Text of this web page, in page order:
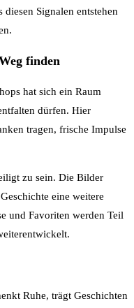
Signalen entstehen
finden
hat sich ein Raum
dürfen. Hier
tragen, frische Impulse
zu sein. Die Bilder
eine weitere
und Favoriten werden Teil
Ruhe, trägt Geschichten